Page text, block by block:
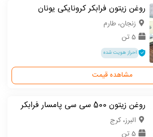
روغن زیتون فرابکر کرونایکی یونان
زنجان، طارم
5 تن
احراز هویت شده
مشاهده قیمت
روغن زیتون 500 سی سی پامسار فرابکر
البرز، کرج
5 تن